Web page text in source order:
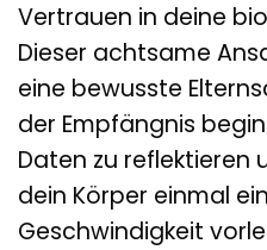
Vertrauen in deine
Dieser achtsame
eine bewusste
der Empfängnis
Daten zu reflektieren
dein Körper einmal
Geschwindigkeit